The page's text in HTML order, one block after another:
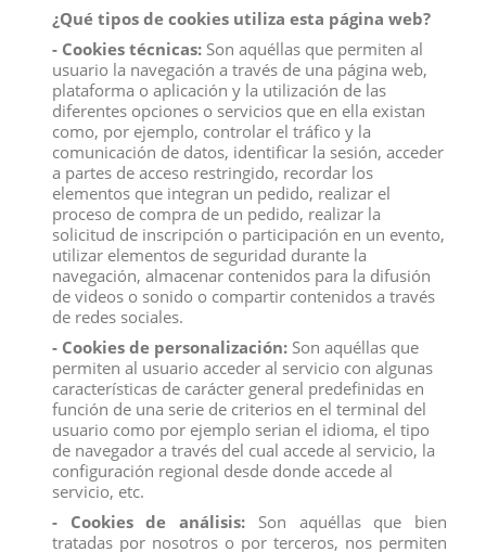
FIGURA PAPA PIG
Marca: Comansi
Referencia 99682
Figura Papa Pig
Figura del show Peppa Pig. Es una serie infantil de
dibujos animados de mucho éxito creada en el Reino
Unido. En España se emite desde 2010. La protagonista
de esta serie es Peppa, una cerdita encantadora que vive
con su hermanito George y sus padres: Mommy Pig y
Daddy Pig.
Medida:6 cm
figura figuras papa pig
Descripción
Detalles del producto
¿Qué tipos de cookies utiliza esta página web?
- Cookies técnicas: Son aquéllas que permiten al
usuario la navegación a través de una página web,
plataforma o aplicación y la utilización de las
diferentes opciones o servicios que en ella existan
como, por ejemplo, controlar el tráfico y la
comunicación de datos, identificar la sesión, acceder
a partes de acceso restringido, recordar los
elementos que integran un pedido, realizar el
proceso de compra de un pedido, realizar la
solicitud de inscripción o participación en un evento,
utilizar elementos de seguridad durante la
navegación, almacenar contenidos para la difusión
de videos o sonido o compartir contenidos a través
de redes sociales.
- Cookies de personalización: Son aquéllas que
permiten al usuario acceder al servicio con algunas
características de carácter general predefinidas en
función de una serie de criterios en el terminal del
usuario como por ejemplo serian el idioma, el tipo
de navegador a través del cual accede al servicio, la
configuración regional desde donde accede al
servicio, etc.
- Cookies de análisis: Son aquéllas que bien
tratadas por nosotros o por terceros, nos permiten